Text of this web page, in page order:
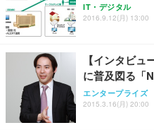
IT・デジタル
2016.9.12(月) 13:00
【インタビ
に普及図る「
エンタープライズ
2015.3.16(月) 20:00